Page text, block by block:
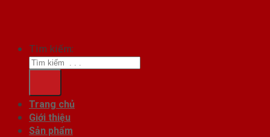
Tìm kiếm:
Trang chủ
Giới thiệu
Sản phẩm